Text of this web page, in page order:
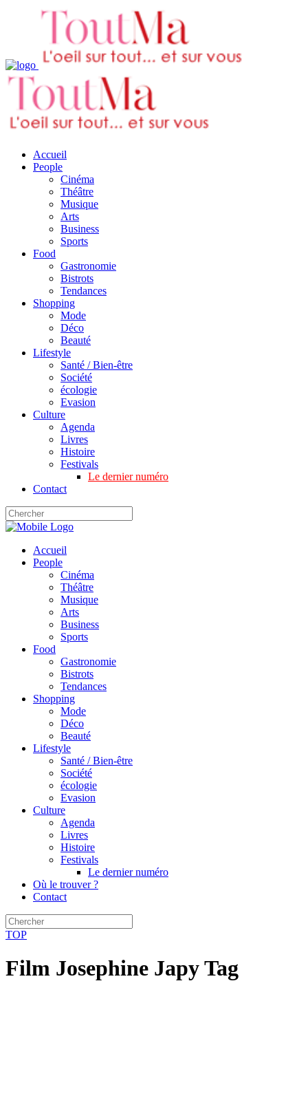
Accueil
People
Cinéma
Théâtre
Musique
Arts
Business
Sports
Food
Gastronomie
Bistrots
Tendances
Shopping
Mode
Déco
Beauté
Lifestyle
Santé / Bien-être
Société
écologie
Evasion
Culture
Agenda
Livres
Histoire
Festivals
Le dernier numéro
Contact
Accueil
People
Cinéma
Théâtre
Musique
Arts
Business
Sports
Food
Gastronomie
Bistrots
Tendances
Shopping
Mode
Déco
Beauté
Lifestyle
Santé / Bien-être
Société
écologie
Evasion
Culture
Agenda
Livres
Histoire
Festivals
Le dernier numéro
Où le trouver ?
Contact
TOP
Film Josephine Japy Tag